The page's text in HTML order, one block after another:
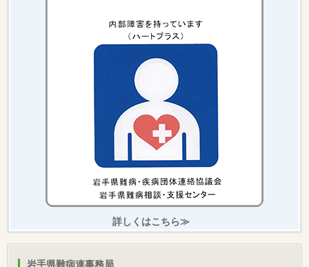
詳しくはこちら≫
岩手県難病連事務局